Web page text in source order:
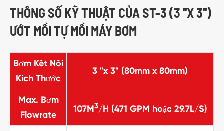
THÔNG SỐ KỸ THUẬT CỦA ST-3 (3 ''X 3'')
ƯỚT MỒI TỰ MỒI MÁY BƠM
Bơm Kết Nối
Kích Thước
3 "x 3" (80mm x 80mm)
Max. Bơm
Flowrate
107M3/H (471 GPM hoặc 29.7L/S)